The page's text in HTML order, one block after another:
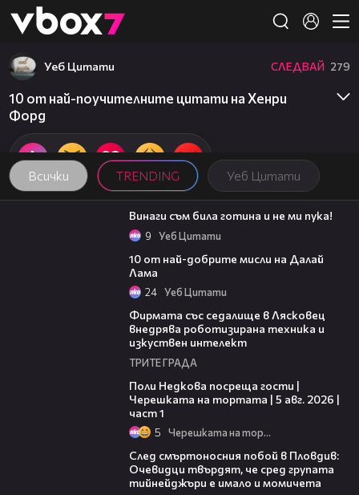
👾
Всички TRENDING Уеб Цитати
Уеб Цитати СЛЕДВАЙ 279
10 от най-поучителните цитати на Хенри
Форд
01:48
Винаги съм била готина и не ми пука!
9 Уеб Цитати
10 от най-добрите мисли на Далай
Лама
24 Уеб Цитати
Фирмата със седалище в Лясковец
внедрява роботизирана техника и
изкуствен интелект
ТРИТЕ ГРАДА
Поли Недкова посреща гости |
Черешката на тортата | 5 авг. 2026 |
част 1
5 Черешката на тортата
След смъртоносния побой в Пловдив:
Очевидци твърдят, че сред групата
тийнейджъри е имало и момичета